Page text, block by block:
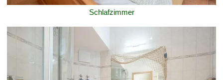
Schlafzimmer